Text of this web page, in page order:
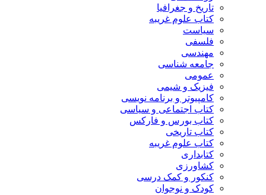
تاریخ و جغرافیا
کتاب علوم غریبه
سیاست
فلسفی
مهندسی
جامعه شناسی
عمومی
فیزیک و شیمی
کامپیوتر و برنامه نویسی
کتاب اجتماعی و سیاسی
کتاب بورس و فارکس
کتاب تاریخی
کتاب علوم غریبه
کتابداری
کشاورزی
کنکور و کمک‌ درسی
کودک و نوجوان